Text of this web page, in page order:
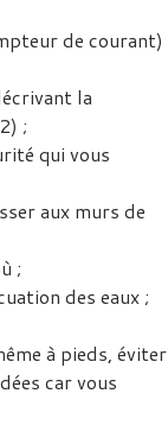
de courant)
la
;
qui vous
aux murs de
;
des eaux ;
à pieds, éviter
car vous